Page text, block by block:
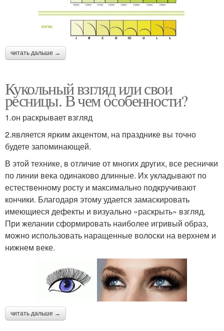
читать дальше →
Кукольный взгляд или свои
ресницы. В чем особенности?
1.он раскрывает взгляд
2.является ярким акцентом, на празднике вы точно
будете запоминающей.
В этой технике, в отличие от многих других, все реснички
по линии века одинаково длинные. Их укладывают по
естественному росту и максимально подкручивают
кончики. Благодаря этому удается замаскировать
имеющиеся дефекты и визуально «раскрыть» взгляд.
При желании сформировать наиболее игривый образ,
можно использовать наращенные волоски на верхнем и
нижнем веке.
читать дальше →